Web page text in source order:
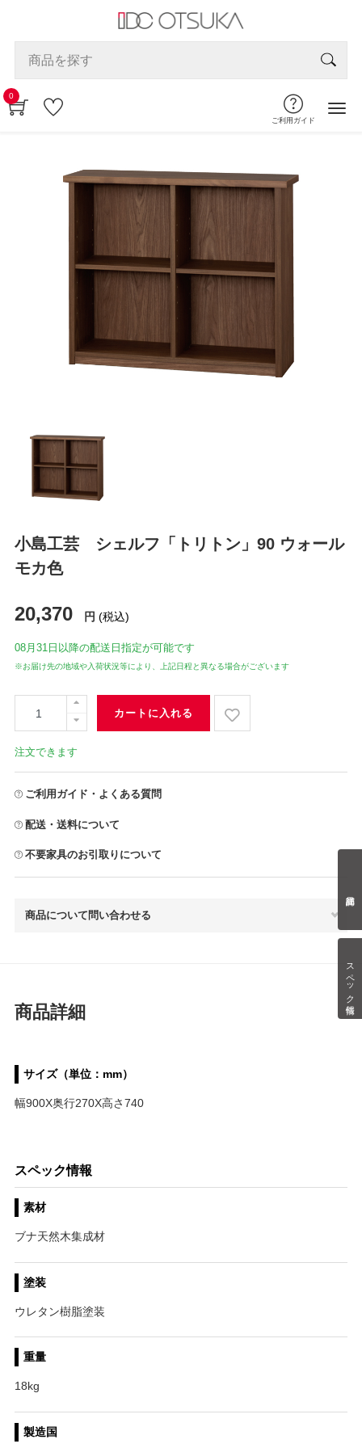
スペック情報
0
ご利用ガイド
小島工芸 シェルフ「トリトン」90 ウォール
モカ色
20,370 円 (税込)
08月31日 以降の配送日指定が可能です
※お届け先の地域や入荷状況等により、上記日程と異なる場合がございます
カートに入れる
注文できます
ご利用ガイド・よくある質問
配送・送料について
不要家具のお引取りについて
商品について問い合わせる
商品詳細
サイズ（単位：mm）
幅900X奥行270X高さ740
スペック情報
素材
ブナ天然木集成材
塗装
ウレタン樹脂塗装
重量
18kg
製造国